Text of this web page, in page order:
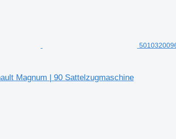
Magnum | 90 Sattelzugmaschine